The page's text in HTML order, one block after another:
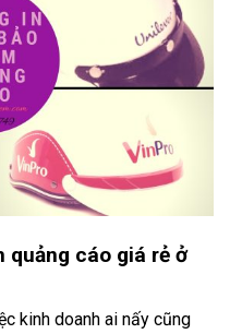
quảng cáo giá rẻ ở
kinh doanh ai nấy cũng